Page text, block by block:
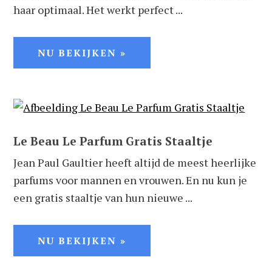
haar optimaal. Het werkt perfect ...
NU BEKIJKEN »
Le Beau Le Parfum Gratis Staaltje
Jean Paul Gaultier heeft altijd de meest heerlijke
parfums voor mannen en vrouwen. En nu kun je
een gratis staaltje van hun nieuwe ...
NU BEKIJKEN »